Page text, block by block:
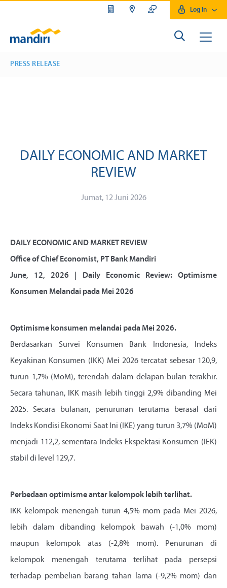
Log In
PRESS RELEASE
DAILY ECONOMIC AND MARKET
REVIEW
Jumat, 12 Juni 2026
DAILY ECONOMIC AND MARKET REVIEW
Office of Chief Economist, PT Bank Mandiri
June, 12, 2026 | Daily Economic Review: Optimisme
Konsumen Melandai pada Mei 2026
Optimisme konsumen melandai pada Mei 2026.
Berdasarkan Survei Konsumen Bank Indonesia, Indeks
Keyakinan Konsumen (IKK) Mei 2026 tercatat sebesar 120,9,
turun 1,7% (MoM), terendah dalam delapan bulan terakhir.
Secara tahunan, IKK masih lebih tinggi 2,9% dibanding Mei
2025. Secara bulanan, penurunan terutama berasal dari
Indeks Kondisi Ekonomi Saat Ini (IKE) yang turun 3,7% (MoM)
menjadi 112,2, sementara Indeks Ekspektasi Konsumen (IEK)
stabil di level 129,7.
Perbedaan optimisme antar kelompok lebih terlihat.
IKK kelompok menengah turun 4,5% mom pada Mei 2026,
lebih dalam dibanding kelompok bawah (-1,0% mom)
maupun kelompok atas (-2,8% mom). Penurunan di
kelompok menengah terutama terlihat pada persepsi
terhadap pembelian barang tahan lama (-9,2% mom) dan